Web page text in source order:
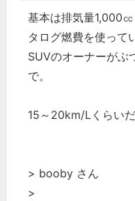
基本は排気量1,000
タログ燃費を使って
SUVのオーナーがぶ
で。
15～20km/Lくらい
> booby さん
>